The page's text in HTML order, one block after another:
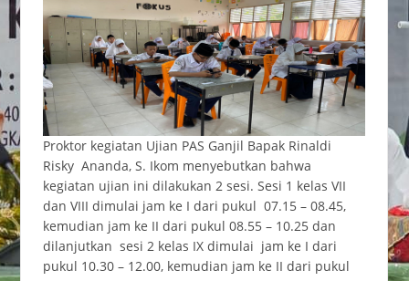
Proktor kegiatan Ujian PAS Ganjil Bapak Rinaldi
Risky Ananda, S. Ikom menyebutkan bahwa
kegiatan ujian ini dilakukan 2 sesi. Sesi 1 kelas VII
dan VIII dimulai jam ke I dari pukul 07.15 – 08.45,
kemudian jam ke II dari pukul 08.55 – 10.25 dan
dilanjutkan sesi 2 kelas IX dimulai jam ke I dari
pukul 10.30 – 12.00, kemudian jam ke II dari pukul